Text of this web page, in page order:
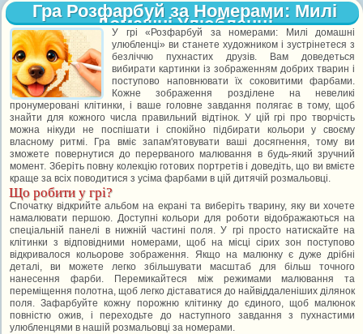
Гра Розфарбуй за Номерами: Милі
Домашні Улюбленці
У грі «Розфарбуй за номерами: Милі домашні
улюбленці» ви станете художником і зустрінетеся з
безліччю пухнастих друзів. Вам доведеться
вибирати картинки із зображенням добрих тварин і
поступово наповнювати їх соковитими фарбами.
Кожне зображення розділене на невеликі
пронумеровані клітинки, і ваше головне завдання полягає в тому, щоб
знайти для кожного числа правильний відтінок. У цій грі про творчість
можна нікуди не поспішати і спокійно підбирати кольори у своєму
власному ритмі. Гра вміє запам'ятовувати ваші досягнення, тому ви
зможете повернутися до перерваного малювання в будь-який зручний
момент. Зберіть повну колекцію готових портретів і доведіть, що ви вмієте
краще за всіх поводитися з усіма фарбами в цій дитячій розмальовці.
Що робити у грі?
Спочатку відкрийте альбом на екрані та виберіть тварину, яку ви хочете
намалювати першою. Доступні кольори для роботи відображаються на
спеціальній панелі в нижній частині поля. У грі просто натискайте на
клітинки з відповідними номерами, щоб на місці сірих зон поступово
відкривалося кольорове зображення. Якщо на малюнку є дуже дрібні
деталі, ви можете легко збільшувати масштаб для більш точного
нанесення фарби. Перемикайтеся між режимами малювання та
переміщення полотна, щоб легко діставатися до найвіддаленіших ділянок
поля. Зафарбуйте кожну порожню клітинку до єдиного, щоб малюнок
повністю ожив, і переходьте до наступного завдання з пухнастими
улюбленцями в нашій розмальовці за номерами.